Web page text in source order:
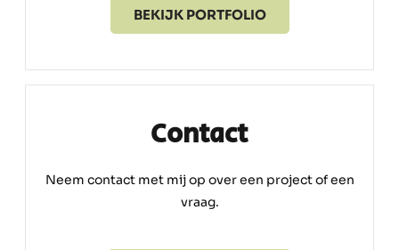
BEKIJK PORTFOLIO
Contact
Neem contact met mij op over een project of een
vraag.